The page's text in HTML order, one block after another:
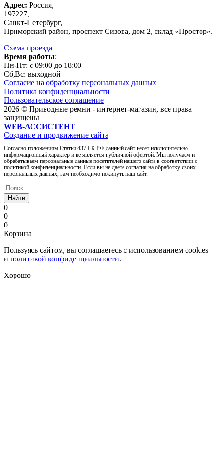
Адрес: Россия,
197227,
Санкт-Петербург,
Приморский район, проспект Сизова, дом 2, склад «Простор».
Схема проезда
Время работы:
Пн-Пт: c 09:00 до 18:00
Сб,Вc: выходной
Согласие на обработку персональных данных
Политика конфиденциальности
Пользовательское соглашение
2026 © Приводные ремни - интернет-магазин, все права
защищены
WEB-АССИСТЕНТ
Создание и продвижение сайта
Согласно положениям Статьи 437 ГК РФ данный сайт несет исключительно
информационный характер и не является публичной офертой. Мы получаем и
обрабатываем персональные данные посетителей нашего сайта в соответствии с
политикой конфиденциальности. Если вы не даете согласия на обработку своих
персональных данных, вам необходимо покинуть наш сайт.
Найти
0
0
0
Корзина
Пользуясь сайтом, вы соглашаетесь с использованием cookies
и политикой конфиденциальности.
Хорошо